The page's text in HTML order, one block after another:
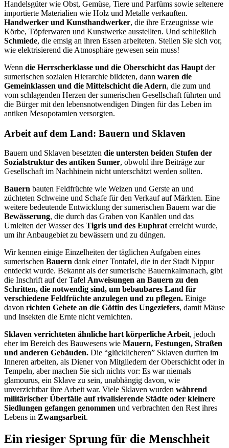
Handelsgüter wie Obst, Gemüse, Tiere und Parfüms sowie seltenere
importierte Materialien wie Holz und Metalle verkauften.
Handwerker und Kunsthandwerker, die ihre Erzeugnisse wie
Körbe, Töpferwaren und Kunstwerke ausstellten. Und schließlich
Schmiede, die emsig an ihren Essen arbeiteten. Stellen Sie sich vor,
wie elektrisierend die Atmosphäre gewesen sein muss!
Wenn die Herrscherklasse und die Oberschicht das Haupt der
sumerischen sozialen Hierarchie bildeten, dann waren die
Gemeinklassen und die Mittelschicht die Adern, die zum und
vom schlagenden Herzen der sumerischen Gesellschaft führten und
die Bürger mit den lebensnotwendigen Dingen für das Leben im
antiken Mesopotamien versorgten.
Arbeit auf dem Land: Bauern und Sklaven
Bauern und Sklaven besetzten die untersten beiden Stufen der
Sozialstruktur des antiken Sumer, obwohl ihre Beiträge zur
Gesellschaft im Nachhinein nicht unterschätzt werden sollten.
Bauern bauten Feldfrüchte wie Weizen und Gerste an und
züchteten Schweine und Schafe für den Verkauf auf Märkten. Eine
weitere bedeutende Entwicklung der sumerischen Bauern war die
Bewässerung, die durch das Graben von Kanälen und das
Umleiten der Wasser des Tigris und des Euphrat erreicht wurde,
um ihr Anbaugebiet zu bewässern und zu düngen.
Wir kennen einige Einzelheiten der täglichen Aufgaben eines
sumerischen Bauern dank einer Tontafel, die in der Stadt Nippur
entdeckt wurde. Bekannt als der sumerische Bauernkalmanach, gibt
die Inschrift auf der Tafel Anweisungen an Bauern zu den
Schritten, die notwendig sind, um bebaubares Land für
verschiedene Feldfrüchte anzulegen und zu pflegen. Einige
davon richten Gebete an die Göttin des Ungeziefers, damit Mäuse
und Insekten die Ernte nicht vernichten.
Sklaven verrichteten ähnliche hart körperliche Arbeit, jedoch
eher im Bereich des Bauwesens wie Mauern, Festungen, Straßen
und anderen Gebäuden. Die “glücklicheren” Sklaven durften im
Inneren arbeiten, als Diener von Mitgliedern der Oberschicht oder in
Tempeln, aber machen Sie sich nichts vor: Es war niemals
glamourus, ein Sklave zu sein, unabhängig davon, wie
unverzichtbar ihre Arbeit war. Viele Sklaven wurden während
militärischer Überfälle auf rivalisierende Städte oder kleinere
Siedlungen gefangen genommen und verbrachten den Rest ihres
Lebens in Zwangsarbeit.
Ein riesiger Sprung für die Menschheit